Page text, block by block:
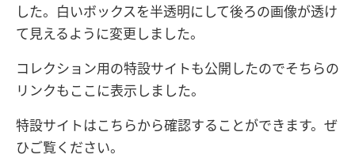
した。白いボックスを半透明にして後ろの画像が透け
て見えるように変更しました。
コレクション用の特設サイトも公開したのでそちらの
リンクもここに表示しました。
特設サイトはこちらから確認することができます。ぜ
ひご覧ください。